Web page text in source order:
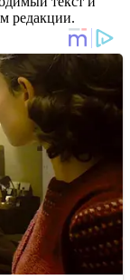
редакции.